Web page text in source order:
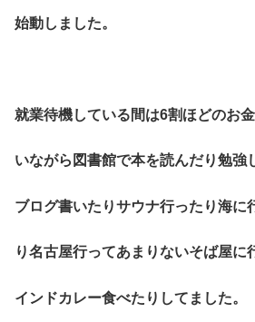
始動しました。
就業待機している間は6割ほどのお
いながら図書館で本を読んだり勉強
ブログ書いたりサウナ行ったり海に
り名古屋行ってあまりないそば屋に
インドカレー食べたりしてました。